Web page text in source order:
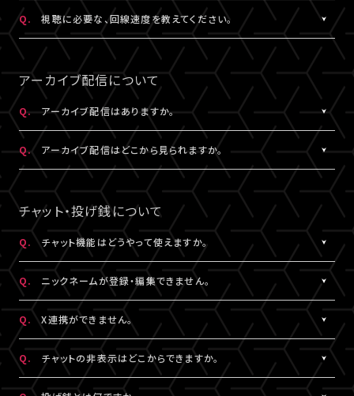
4.スペースが入っていませんか？
入力の際、前後にスペースが入っていないかご確認ください。不要
なスペースを入れると認証されませんので、ご注意ください。
5.キーボードのNum Lock（ナムロック）が押されていませんか？
ノートパソコンをご利用の方は、Num Lockキーが外れた状態で行
ってください。
けます。
ライブ配信を視聴する端末が推奨環境であることをご確認のうえ、
事前にサンプル動画の映像と音声が正常に再生できることをご確
認ください。
A.
アーカイブ配信がある場合は、視聴チケットをお持ちの方に限りご
視聴いただけます。
公演によってはアーカイブ配信のみの視聴でも視聴チケットのご
購入が可能です。券種や決済方法により販売期間や販売価格など
が異なります。
Q. 視聴に必要な、回線速度を教えてください。
LIVESHIPの配信をより良い画質でご覧いただくには、インターネ
ットの安定した接続速度 (以下の表を参照) を確保していただくこ
とをお勧めします。
QUALITY
（解像度）
必要速度 推奨速度
1080P 15Mbps以上 20Mbps以上
720P 6Mbps以上 9Mbps以上
480P 2Mbps以上 3Mbps以上
360P 0.8Mbps以上 1.2Mbps以上
解像度が選択できる推奨ブラウザは下記のとおりです。
Windows：Chrome、Firefox、Edge
Mac：Chrome、Firefox
アーカイブ配信について
Q. アーカイブ配信はありますか。
A.
公演により異なります。
アーカイブ配信がある場合は、視聴チケットをお持ちの方に限りご
視聴いただけます。
公演によってはアーカイブ配信のみの視聴でも視聴チケットのご
購入が可能です。券種や決済方法により販売期間や販売価格など
が異なります。
Q. アーカイブ配信はどこから見られますか。
A.
アーカイブ配信がある場合は、ライブ配信と同じ配信視聴ページ
でご視聴いただけます。
配信視聴ページは、各公演のチケット販売ページ、「マイページ
内「チケット購入情報」よりアクセスいただけます。
※「決済完了のお知らせ」メールでもご案内しております。
チャット・投げ銭について
Q. チャット機能はどうやって使えますか。
A.
ライブ配信中にご利用いただけるサービスです。
ただし、公演によってはチャット機能をご利用いただけない場合が
あります。
詳細はチケット販売ページでご確認ください。
Q. ニックネームが登録・編集できません。
A.
チャットをするには、ニックネームの設定が必要です。
ニックネームは「マイページ
」内「投稿設定」にて登録・変更が可能
です。
絵文字・機種依存文字等が含まれている場合は登録できませんの
でご注意ください。
Q. X連携ができません。
A. X連携は「マイページ」内「投稿設定」にて設定が可能です。
詳しくは こちらをご確認ください。
※X連携は配信視聴ページからも設定いただけます。
Q. チャットの非表示はどこからできますか。
A. チャット欄下部の「チャットを非表示」（スマートフォンではチャット